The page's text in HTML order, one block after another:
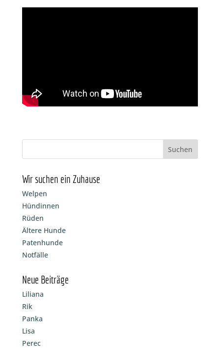
Wir suchen ein Zuhause
Welpen
Hündinnen
Rüden
Ältere Hunde
Patenhunde
Notfälle
Neue Beiträge
Liliana
Rik
Panka
Lisa
Perec